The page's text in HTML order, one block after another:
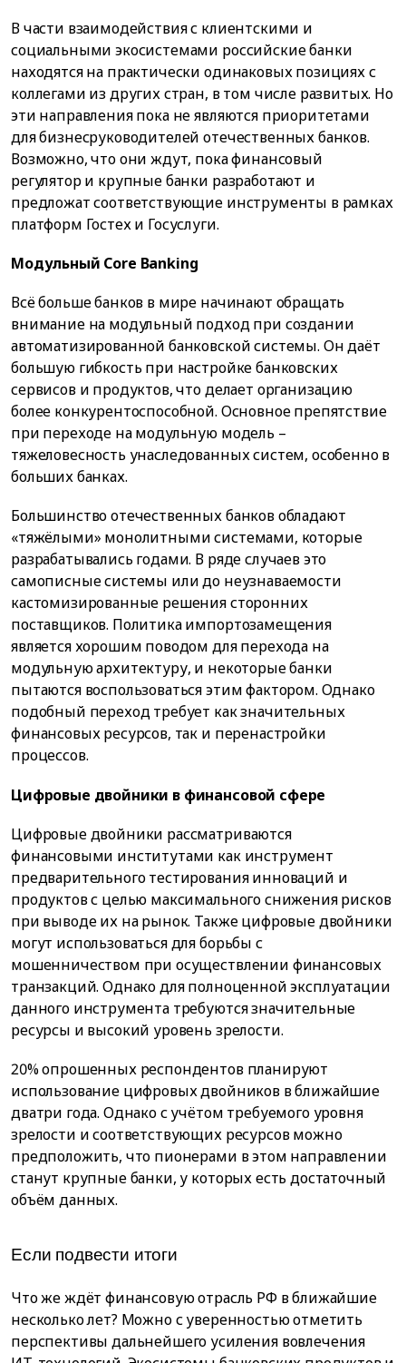
В части взаимодействия с клиентскими и
социальными экосистемами российские банки
находятся на практически одинаковых позициях с
коллегами из других стран, в том числе развитых. Но
эти направления пока не являются приоритетами
для бизнесруководителей отечественных банков.
Возможно, что они ждут, пока финансовый
регулятор и крупные банки разработают и
предложат соответствующие инструменты в рамках
платформ Гостех и Госуслуги.
Модульный Core Banking
Всё больше банков в мире начинают обращать
внимание на модульный подход при создании
автоматизированной банковской системы. Он даёт
большую гибкость при настройке банковских
сервисов и продуктов, что делает организацию
более конкурентоспособной. Основное препятствие
при переходе на модульную модель –
тяжеловесность унаследованных систем, особенно в
больших банках.
Большинство отечественных банков обладают
«тяжёлыми» монолитными системами, которые
разрабатывались годами. В ряде случаев это
самописные системы или до неузнаваемости
кастомизированные решения сторонних
поставщиков. Политика импортозамещения
является хорошим поводом для перехода на
модульную архитектуру, и некоторые банки
пытаются воспользоваться этим фактором. Однако
подобный переход требует как значительных
финансовых ресурсов, так и перенастройки
процессов.
Цифровые двойники в финансовой сфере
Цифровые двойники рассматриваются
финансовыми институтами как инструмент
предварительного тестирования инноваций и
продуктов с целью максимального снижения рисков
при выводе их на рынок. Также цифровые двойники
могут использоваться для борьбы с
мошенничеством при осуществлении финансовых
транзакций. Однако для полноценной эксплуатации
данного инструмента требуются значительные
ресурсы и высокий уровень зрелости.
20% опрошенных респондентов планируют
использование цифровых двойников в ближайшие
дватри года. Однако с учётом требуемого уровня
зрелости и соответствующих ресурсов можно
предположить, что пионерами в этом направлении
станут крупные банки, у которых есть достаточный
объём данных.
Если подвести итоги
Что же ждёт финансовую отрасль РФ в ближайшие
несколько лет? Можно с уверенностью отметить
перспективы дальнейшего усиления вовлечения